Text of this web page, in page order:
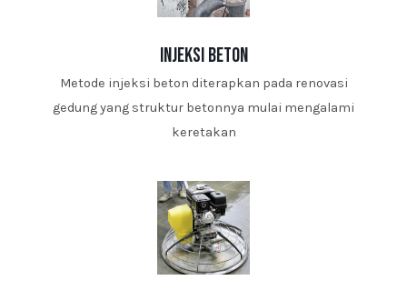
injeksi beton
Metode injeksi beton diterapkan pada renovasi
gedung yang struktur betonnya mulai mengalami
keretakan